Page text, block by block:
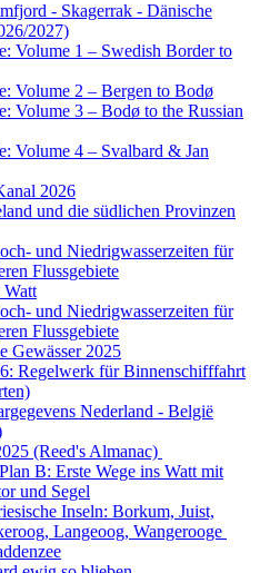
- Skagerrak - Dänische
2027)
Volume 1 – Swedish Border to
Volume 2 – Bergen to Bodø
Volume 3 – Bodø to the Russian
Volume 4 – Svalbard & Jan
2026
und die südlichen Provinzen
und Niedrigwasserzeiten für
Flussgebiete
Watt
und Niedrigwasserzeiten für
Flussgebiete
Gewässer 2025
Regelwerk für Binnenschifffahrt
Nederland - België
(Reed's Almanac)
B: Erste Wege ins Watt mit
und Segel
Inseln: Borkum, Juist,
Langeoog, Wangerooge